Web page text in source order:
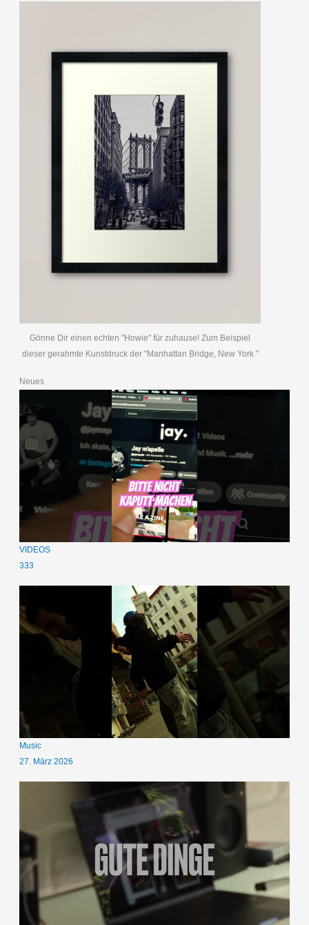
Gönne Dir einen echten "Howie" für zuhause! Zum Beispiel
dieser gerahmte Kunstdruck der "Manhattan Bridge, New York "
Neues
VIDEOS
333
Music
27. März 2026